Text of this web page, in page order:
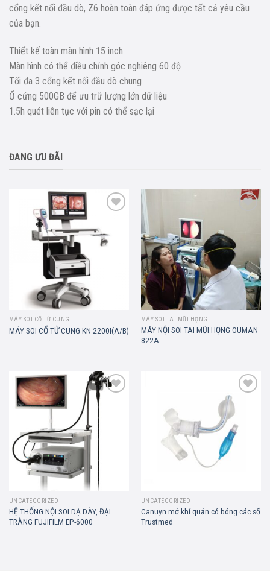
cổng kết nối đầu dò, Z6 hoàn toàn đáp ứng được tất cả yêu cầu
của bạn.
Thiết kế toàn màn hình 15 inch
Màn hình có thể điều chỉnh góc nghiêng 60 độ
Tối đa 3 cổng kết nối đầu dò chung
Ổ cứng 500GB để ưu trữ lượng lớn dữ liệu
1.5h quét liên tục với pin có thể sạc lại
ĐANG ƯU ĐÃI
MÁY SOI CỔ TỬ CUNG
MÁY SOI CỔ TỬ CUNG KN 2200I(A/B)
MÁY SOI TAI MŨI HỌNG
MÁY NỘI SOI TAI MŨI HỌNG OUMAN
822A
UNCATEGORIZED
HỆ THỐNG NỘI SOI DẠ DÀY, ĐẠI
TRÀNG FUJIFILM EP-6000
UNCATEGORIZED
Canuyn mở khí quản có bóng các số
Trustmed